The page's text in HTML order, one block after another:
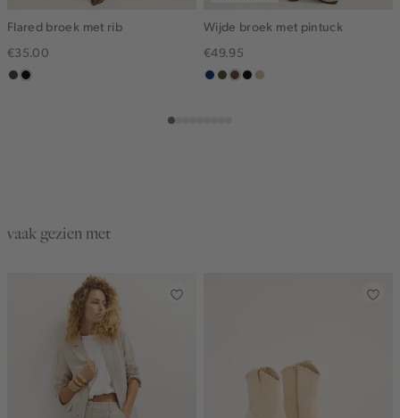
Flared broek met rib
€35.00
choco
zwart
Wijde broek met pintuck
€49.95
donkerblauw
groen,
donkerbruin
zwartlichtzand
vaak gezien met